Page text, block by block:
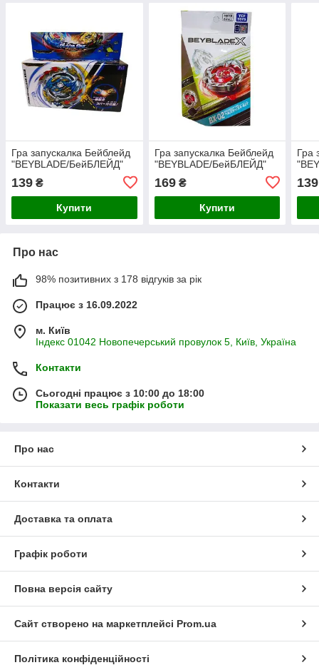
Гра запускалка Бейблейд
"BEYBLADE/БейБЛЕЙД"
139 ₴
Купити
Гра запускалка Бейблейд
"BEYBLADE/БейБЛЕЙД"
169₴
Купити
Гра
139
Про нас
98% позитивних з 178 відгуків за рік
Працює з 16.09.2022
м. Київ
Індекс 01042 Новопечерський провулок 5, Київ, Україна
Контакти
Сьогодні працює з 10:00 до 18:00
Показати весь графік роботи
Про нас
Контакти
Доставка та оплата
Графік роботи
Повна версія сайту
Сайт створено на маркетплейсі Prom.ua
Політика конфіденційності